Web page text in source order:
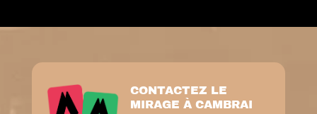
CONTACTEZ LE
MIRAGE À CAMBRAI